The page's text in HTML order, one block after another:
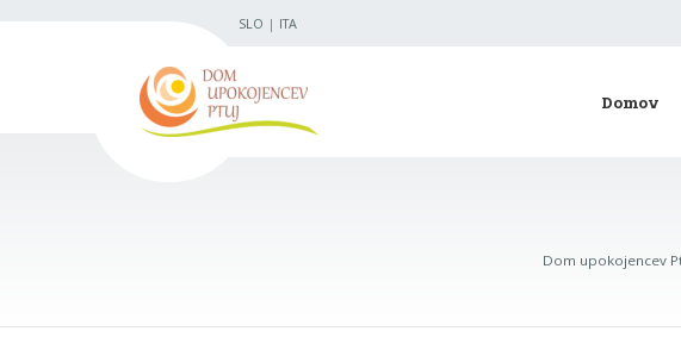
SLO | ITA
Domov
Dom upokojencev